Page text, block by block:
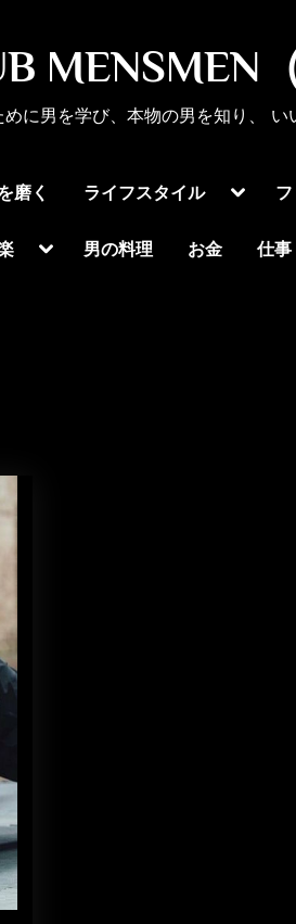
MENSMEN
めに男を学び、本物の男を知り、 い
磨く ライフスタイル
Toggle
Toggle男の料理 お金 仕事